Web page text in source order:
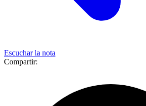
Escuchar la nota
Compartir: